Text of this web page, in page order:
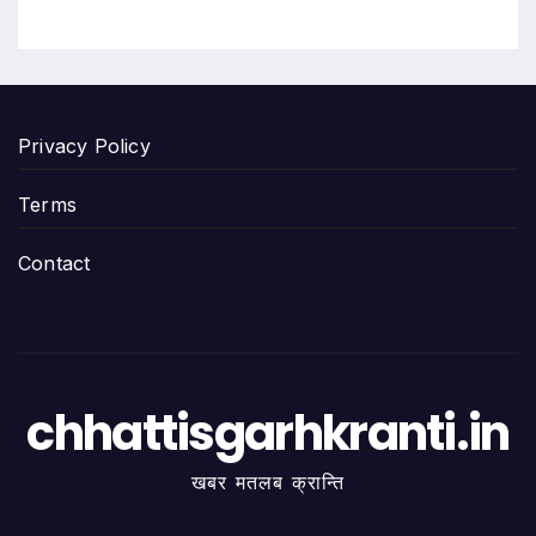
Privacy Policy
Terms
Contact
chhattisgarhkranti.in
खबर मतलब क्रान्ति